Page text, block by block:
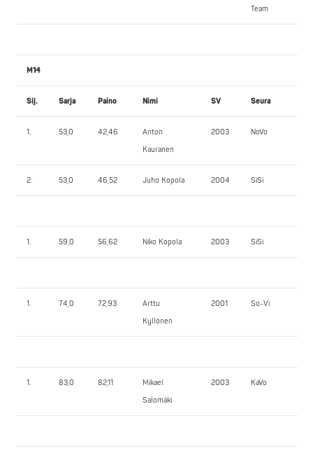
Team
M14
Sij. Sarja Paino Nimi SV Seura
1. 53,0 42,46
Anton
Kauranen
2003 NoVo
2. 53,0 46,52 Juho Kopola 2004 SiSi
1. 59,0 56,62 Niko Kopola 2003 SiSi
1. 74,0 72,93
Arttu
Kyllönen
2001 So-Vi
1. 83,0 82,11
Mikael
Salomäki
2003 KaVo